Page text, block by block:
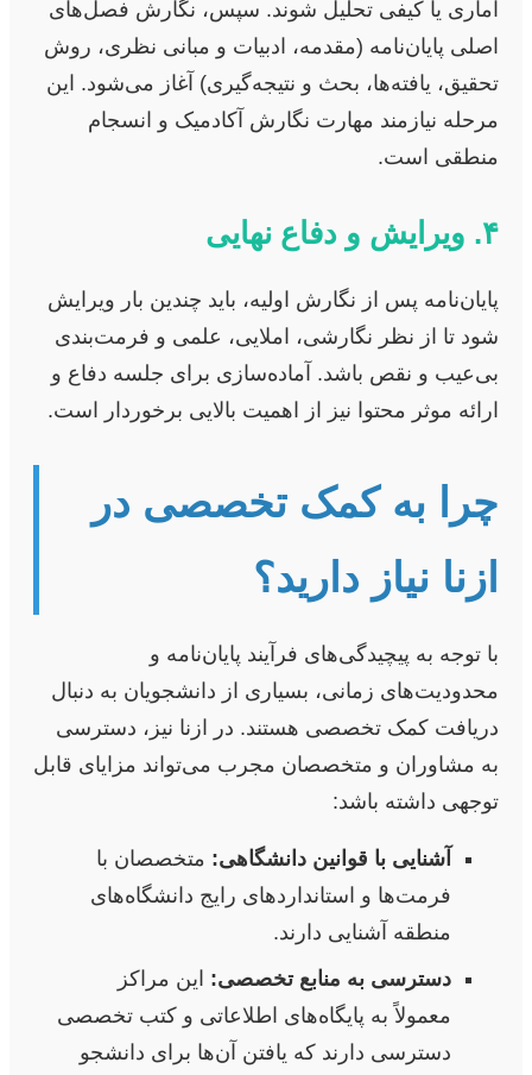
آماری یا کیفی تحلیل شوند. سپس، نگارش فصل‌های
اصلی پایان‌نامه (مقدمه، ادبیات و مبانی نظری، روش
تحقیق، یافته‌ها، بحث و نتیجه‌گیری) آغاز می‌شود. این
مرحله نیازمند مهارت نگارش آکادمیک و انسجام
منطقی است.
۴. ویرایش و دفاع نهایی
پایان‌نامه پس از نگارش اولیه، باید چندین بار ویرایش
شود تا از نظر نگارشی، املایی، علمی و فرمت‌بندی
بی‌عیب و نقص باشد. آماده‌سازی برای جلسه دفاع و
ارائه موثر محتوا نیز از اهمیت بالایی برخوردار است.
چرا به کمک تخصصی در
ازنا نیاز دارید؟
با توجه به پیچیدگی‌های فرآیند پایان‌نامه و
محدودیت‌های زمانی، بسیاری از دانشجویان به دنبال
دریافت کمک تخصصی هستند. در ازنا نیز، دسترسی
به مشاوران و متخصصان مجرب می‌تواند مزایای قابل
توجهی داشته باشد:
آشنایی با قوانین دانشگاهی: متخصصان با
فرمت‌ها و استانداردهای رایج دانشگاه‌های
منطقه آشنایی دارند.
دسترسی به منابع تخصصی: این مراکز
معمولاً به پایگاه‌های اطلاعاتی و کتب تخصصی
دسترسی دارند که یافتن آن‌ها برای دانشجو